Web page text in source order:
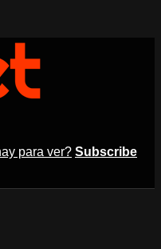
para ver? Subscribe